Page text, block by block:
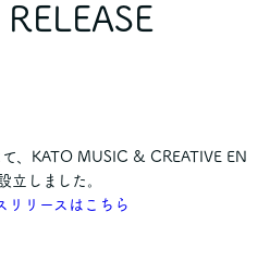
、KATO MUSIC & CREATIVE EN
立しました。
リリースはこちら